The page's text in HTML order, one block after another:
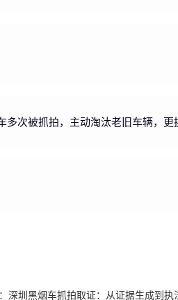
次被抓拍，主动淘汰老旧车辆，更
深圳黑烟车抓拍取证：从证据生成到